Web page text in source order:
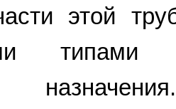
этой
типами